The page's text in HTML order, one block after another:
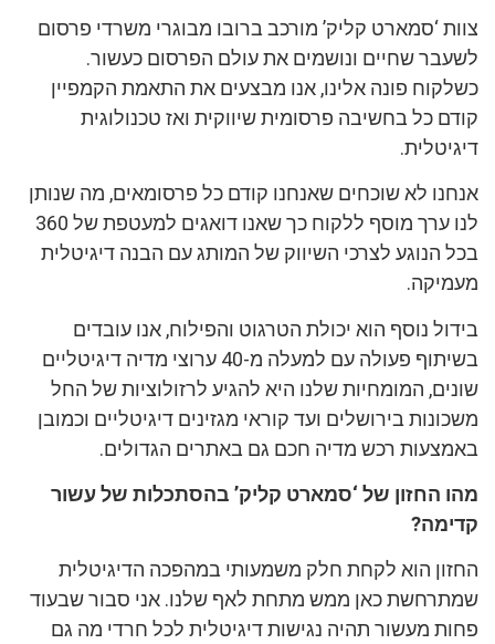
צוות ‘סמארט קליק’ מורכב ברובו מבוגרי משרדי פרסום
לשעבר שחיים ונושמים את עולם הפרסום כעשור.
כשלקוח פונה אלינו, אנו מבצעים את התאמת הקמפיין
קודם כל בחשיבה פרסומית שיווקית ואז טכנולוגית
דיגיטלית.
אנחנו לא שוכחים שאנחנו קודם כל פרסומאים, מה שנותן
לנו ערך מוסף ללקוח כך שאנו דואגים למעטפת של 360
בכל הנוגע לצרכי השיווק של המותג עם הבנה דיגיטלית
מעמיקה.
בידול נוסף הוא יכולת הטרגוט והפילוח, אנו עובדים
בשיתוף פעולה עם למעלה מ-40 ערוצי מדיה דיגיטליים
שונים, המומחיות שלנו היא להגיע לרזולוציות של החל
משכונות בירושלים ועד קוראי מגזינים דיגיטליים וכמובן
באמצעות רכש מדיה חכם גם באתרים הגדולים.
מהו החזון של ‘סמארט קליק’ בהסתכלות של עשור
קדימה?
החזון הוא לקחת חלק משמעותי במהפכה הדיגיטלית
שמתרחשת כאן ממש מתחת לאף שלנו. אני סבור שבעוד
פחות מעשור תהיה נגישות דיגיטלית לכל חרדי מה גם